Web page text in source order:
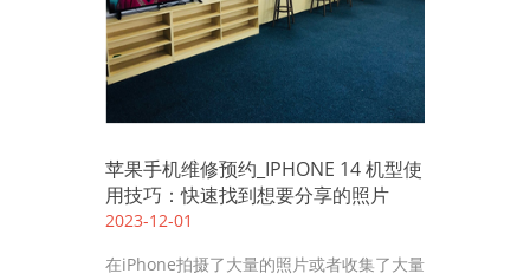
苹果手机维修预约_IPHONE 14 机型使
用技巧：快速找到想要分享的照片
2023-12-01
在iPhone拍摄了大量的照片或者收集了大量